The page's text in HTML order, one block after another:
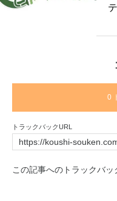
0
トラックバックURL
この記事へのトラックバッ